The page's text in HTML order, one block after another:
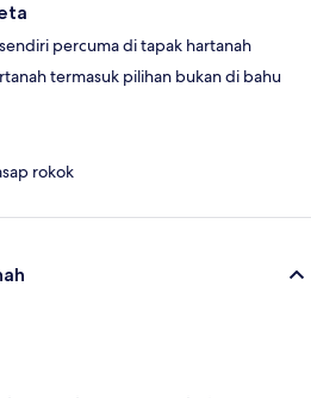
percuma di tapak hartanah
termasuk pilihan bukan di bahu
rokok